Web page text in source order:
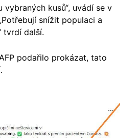
kusů“, uvádí se v
snížit populaci a
tvrdí další.
podařilo prokázat, tato